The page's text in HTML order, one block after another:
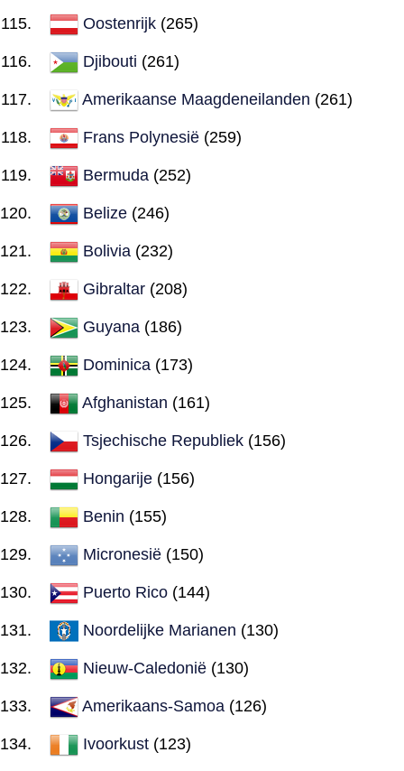
Oostenrijk (265)
Djibouti (261)
Amerikaanse Maagdeneilanden (261)
Frans Polynesië (259)
Bermuda (252)
Belize (246)
Bolivia (232)
Gibraltar (208)
Guyana (186)
Dominica (173)
Afghanistan (161)
Tsjechische Republiek (156)
Hongarije (156)
Benin (155)
Micronesië (150)
Puerto Rico (144)
Noordelijke Marianen (130)
Nieuw-Caledonië (130)
Amerikaans-Samoa (126)
Ivoorkust (123)